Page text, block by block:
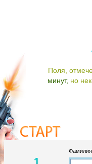
Поля,
минут, но